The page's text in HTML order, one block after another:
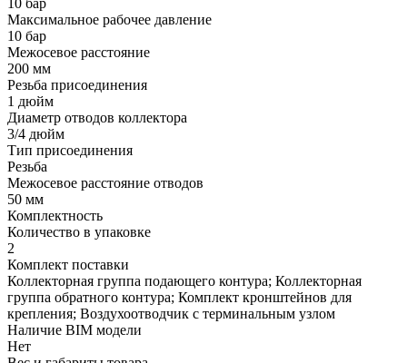
Максимальное рабочее давление
10 бар
Межосевое расстояние
200 мм
Резьба присоединения
1 дюйм
Диаметр отводов коллектора
3/4 дюйм
Тип присоединения
Резьба
Межосевое расстояние отводов
50 мм
Комплектность
Количество в упаковке
2
Комплект поставки
Коллекторная группа подающего контура; Коллекторная
группа обратного контура; Комплект кронштейнов для
крепления; Воздухоотводчик с терминальным узлом
Наличие BIM модели
Нет